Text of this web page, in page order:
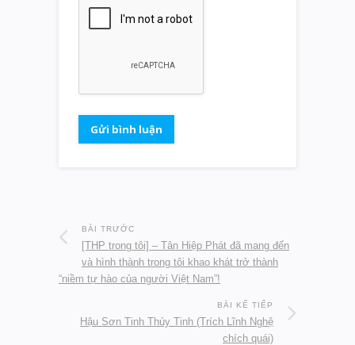
BÀI TRƯỚC
[THP trong tôi] – Tân Hiệp Phát đã mang đến
và hình thành trong tôi khao khát trở thành
“niềm tự hào của người Việt Nam”!
BÀI KẾ TIẾP
Hậu Sơn Tinh Thủy Tinh (Trích Lĩnh Nghệ
chích quái)